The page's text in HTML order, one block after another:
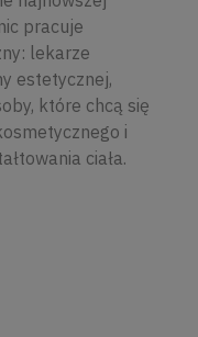
pracuje
lekarze
estetycznej,
które chcą się
i
ciała.